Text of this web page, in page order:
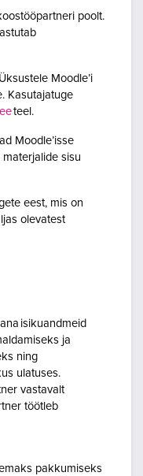
poolt.
Moodle’i
Kasutajatuge
teel.
Moodle’isse
sisu
eest, mis on
olevatest
isikuandmeid
ja
ning
ulatuses.
vastavalt
töötleb
pakkumiseks